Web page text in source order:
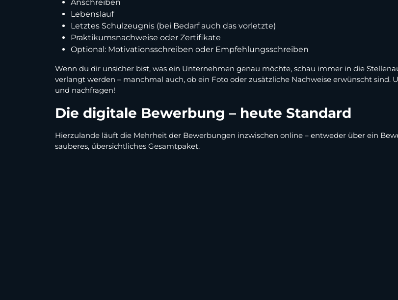
Anschreiben
Lebenslauf
Letztes Schulzeugnis (bei Bedarf auch das vorletzte)
Praktikumsnachweise oder Zertifikate
Optional: Motivationsschreiben oder Empfehlungsschreiben
Wenn du dir unsicher bist, was ein Unternehmen genau möchte, schau immer in die
verlangt werden – manchmal auch, ob ein Foto oder zusätzliche Nachweise erwünscht sind.
und nachfragen!
Die digitale Bewerbung – heute Standard
Hierzulande läuft die Mehrheit der Bewerbungen inzwischen online – entweder über ein
sauberes, übersichtliches Gesamtpaket.